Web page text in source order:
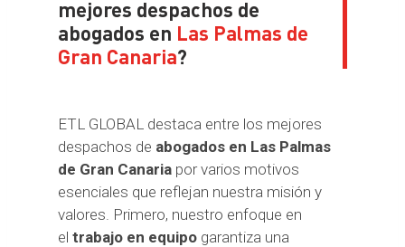
mejores despachos de
abogados en Las Palmas de
Gran Canaria?
ETL GLOBAL destaca entre los mejores
despachos de abogados en Las Palmas
de Gran Canaria por varios motivos
esenciales que reflejan nuestra misión y
valores. Primero, nuestro enfoque en
el trabajo en equipo garantiza una